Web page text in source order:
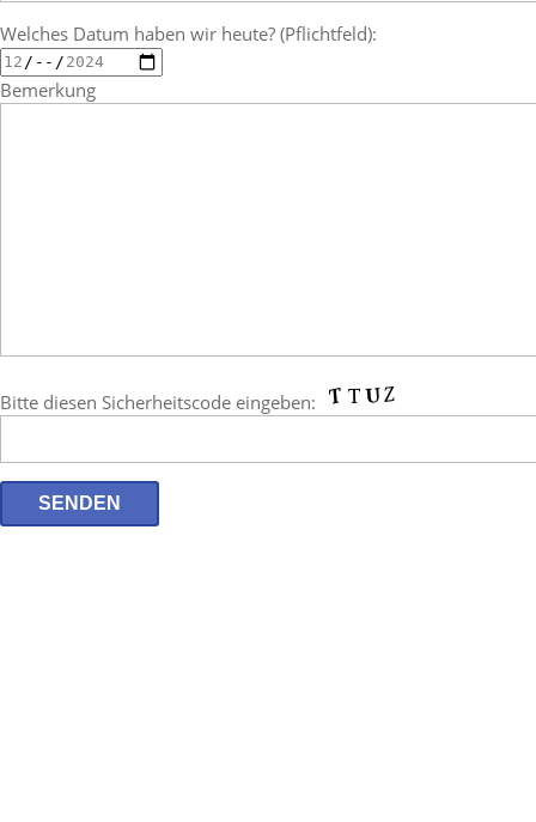
Welches Datum haben wir heute? (Pflichtfeld):
Bemerkung
Bitte diesen Sicherheitscode eingeben: